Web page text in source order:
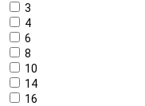
3
4
6
8
10
14
16